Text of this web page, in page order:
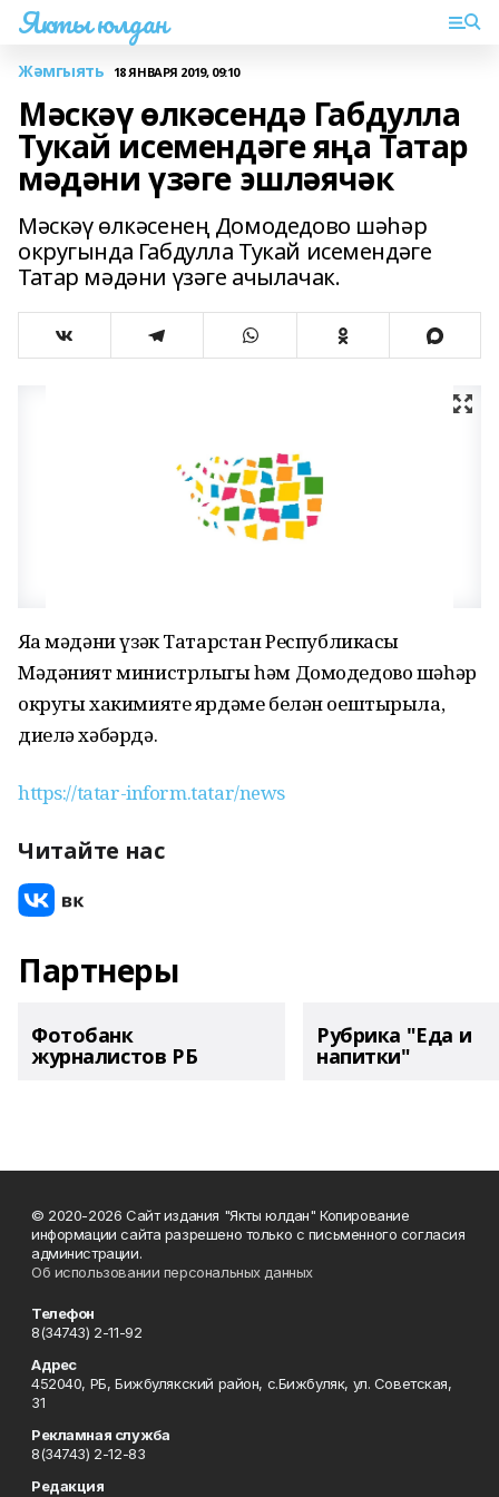
Якты юлдан
Жәмгыять 18 ЯНВАРЯ 2019, 09:10
Мәскәү өлкәсендә Габдулла
Тукай исемендәге яңа Татар
мәдәни үзәге эшләячәк
Мәскәү өлкәсенең Домодедово шәһәр
округында Габдулла Тукай исемендәге
Татар мәдәни үзәге ачылачак.
Яңа мәдәни үзәк Татарстан Республикасы
Мәдәният министрлыгы һәм Домодедово шәһәр
округы хакимияте ярдәме белән оештырыла,
диелә хәбәрдә.
https://tatar-inform.tatar/news
Читайте нас
Партнеры
Фотобанк
журналистов РБ
Рубрика "Еда и
напитки"
© 2020-2026 Сайт издания "Якты юлдан" Копирование
информации сайта разрешено только с письменного согласия
администрации.
Об использовании персональных данных
Телефон
8(34743) 2-11-92
Адрес
452040, РБ, Бижбулякский район, с.Бижбуляк, ул. Советская,
31
Рекламная служба
8(34743) 2-12-83
Редакция